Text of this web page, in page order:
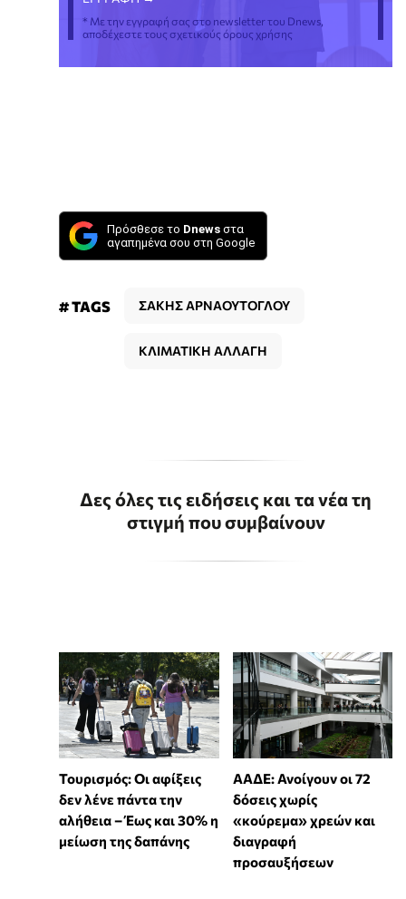
* Με την εγγραφή σας στο newsletter του Dnews,
αποδέχεστε τους σχετικούς όρους χρήσης
Πρόσθεσε το Dnews στα
αγαπημένα σου στη Google
# TAGS ΣΑΚΗΣ ΑΡΝΑΟΥΤΟΓΛΟΥ
ΚΛΙΜΑΤΙΚΗ ΑΛΛΑΓΗ
Δες όλες τις ειδήσεις και τα νέα τη
στιγμή που συμβαίνουν
Τουρισμός: Οι αφίξεις
δεν λένε πάντα την
αλήθεια – Έως και 30% η
μείωση της δαπάνης
ΑΑΔΕ: Ανοίγουν οι 72
δόσεις χωρίς
«κούρεμα» χρεών και
διαγραφή
προσαυξήσεων